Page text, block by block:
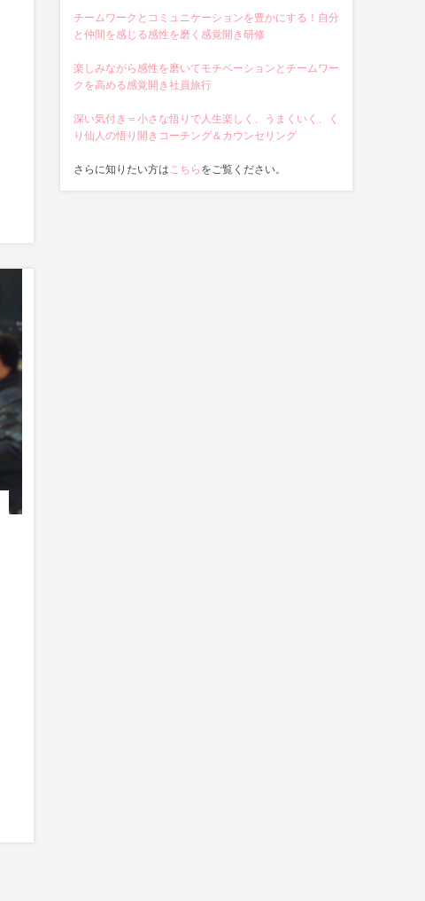
チームワークとコミュニケーションを豊かにする！自分
と仲間を感じる感性を磨く感覚開き研修
楽しみながら感性を磨いてモチベーションとチームワー
クを高める感覚開き社員旅行
深い気付き＝小さな悟りで人生楽しく、うまくいく、く
り仙人の悟り開きコーチング＆カウンセリング
さらに知りたい方はこちらをご覧ください。